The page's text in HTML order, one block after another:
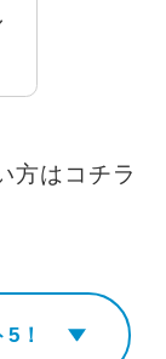
方はコチラ
！